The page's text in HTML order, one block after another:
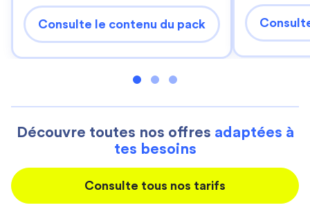
Consulte le contenu du pack
Découvre toutes nos offres adaptées à
tes besoins
Consulte tous nos tarifs